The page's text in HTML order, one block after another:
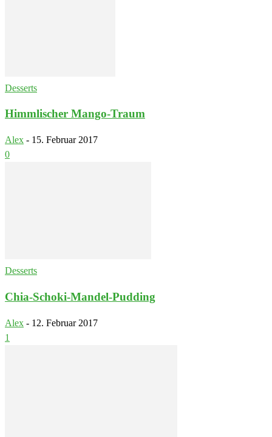
Desserts
Himmlischer Mango-Traum
Alex - 15. Februar 2017
0
Desserts
Chia-Schoki-Mandel-Pudding
Alex - 12. Februar 2017
1